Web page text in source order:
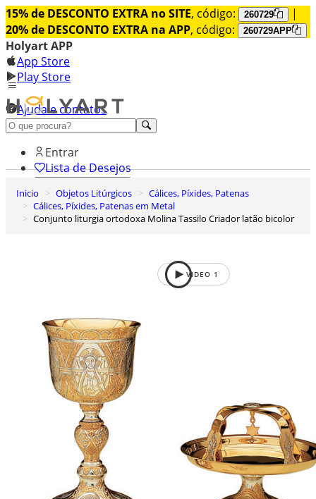
15% de DESCONTO EXTRA no SITE, código: 260729
|
20% de DESCONTO EXTRA na APP, código: 260729APP
Holyart APP
App Store
Play Store
Ajuda e contatos
Conheça premium
Entrar
Lista de Desejos
0
Carrinho de Compras
Inicio Objetos Litúrgicos
Cálices, Píxides, Patenas
Cálices, Píxides, Patenas em Metal
Conjunto liturgia ortodoxa Molina Tassilo Criador latão bicolor
VIDEO 1